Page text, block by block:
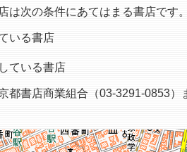
は次の条件にあてはまる書店です
いる書店
ている書店
都書店商業組合（03-3291-0853）